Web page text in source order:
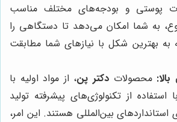
پوستی و بودجه‌های مختلف مناسب
به شما امکان می‌دهد تا دستگاهی را
به بهترین شکل با نیازهای شما مطابقت
محصولات دکتر پن، از مواد اولیه با
استفاده از تکنولوژی‌های پیشرفته تولید
بین‌المللی هستند. این امر،